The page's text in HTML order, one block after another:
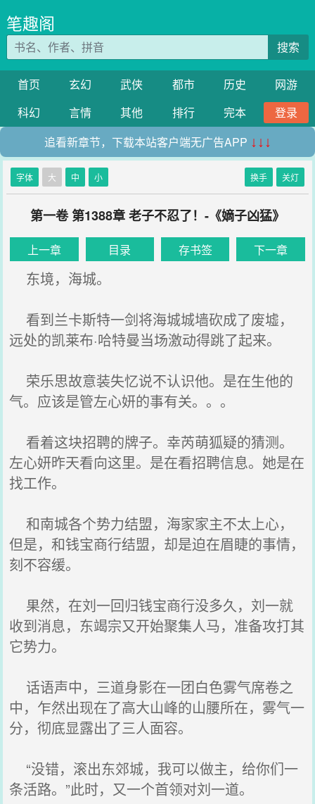
笔趣阁
搜索
首页 玄幻 武侠 都市 历史
网游
科幻
言情 其他 排行 完本
登录
追看新章节，下载本站客户端无广告APP ↓↓↓
字体 大 中 小 换手 关灯
第一卷 第1388章 老子不忍了！-《嫡子凶猛》
上一章 目录 存书签 下一章
东境，海城。
看到兰卡斯特一剑将海城城墙砍成了废墟，
远处的凯莱布·哈特曼当场激动得跳了起来。
荣乐思故意装失忆说不认识他。是在生他的
气。应该是管左心妍的事有关。。。
看着这块招聘的牌子。幸芮萌狐疑的猜测。
左心妍昨天看向这里。是在看招聘信息。她是在
找工作。
和南城各个势力结盟，海家家主不太上心，
但是，和钱宝商行结盟，却是迫在眉睫的事情，
刻不容缓。
果然，在刘一回归钱宝商行没多久，刘一就
收到消息，东竭宗又开始聚集人马，准备攻打其
它势力。
话语声中，三道身影在一团白色雾气席卷之
中，乍然出现在了高大山峰的山腰所在，雾气一
分，彻底显露出了三人面容。
“没错，滚出东郊城，我可以做主，给你们一
条活路。”此时，又一个首领对刘一道。